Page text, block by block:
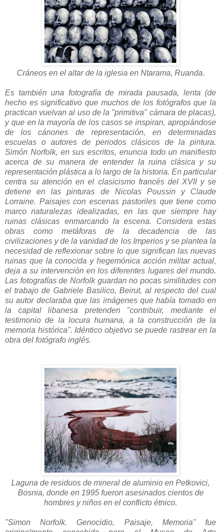
Cráneosen el altar de la iglesia en Ntarama, Ruanda.
Es también una fotografía de mirada pausada, lenta (de
hecho es significativo que muchos de los fotógrafos que la
practican vuelvan al uso de la "primitiva" cámara de placas),
y que en la mayoría de los casos se inspiran, apropiándose
de los cánones de representación, en determinadas
escuelas o autores de periodos clásicos de la pintura.
Simón Norfolk, en sus escritos, enuncia todo un manifiesto
acerca de su manera de entender la ruina clásica y su
representación plástica a lo largo de la historia. En particular
centra su atención en el clasicismo francés del XVII y se
detiene en las pinturas de Nicolas Poussin y Claude
Lorraine. Paisajes con escenas pastoriles que tiene como
marco naturalezas idealizadas, en las que siempre hay
ruinas clásicas enmarcando la escena. Considera estas
obras como metáforas de la decadencia de las
civilizaciones y de la vanidad de los Imperios y se plantea la
necesidad de reflexionar sobre lo que significan las nuevas
ruinas que la conocida y hegemónica acción militar actual,
deja a su intervención en los diferentes lugares del mundo.
Las fotografías de Norfolk guardan no pocas similitudes con
el trabajo de Gabriele Basilico, Beirut, al respecto del cual
su autor declaraba que las imágenes que había tomado en
la capital libanesa pretenden "contribuir, mediante el
testimonio de la locura humana, a la construcción de la
memoria histórica". Idéntico objetivo se puede rastrear en la
obra del fotógrafo inglés.
Laguna de residuos de mineral de aluminio en Petkovici,
Bosnia, donde en 1995 fueron asesinados cientos de
hombres y niños en el conflicto étnico.
"Simon Norfolk. Genocidio, Paisaje, Memoria" fue